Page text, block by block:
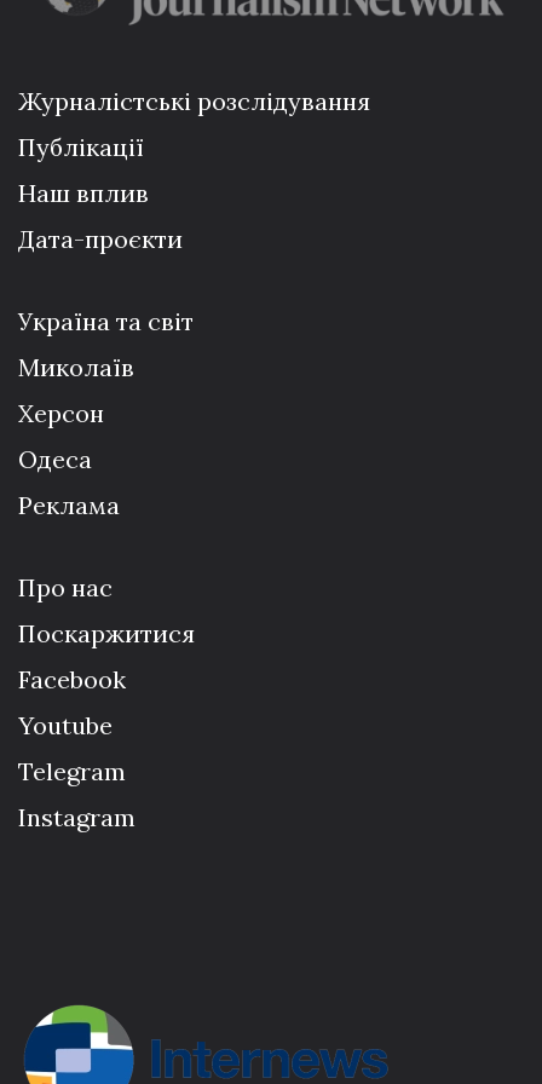
Журналістські розслідування
Публікації
Наш вплив
Дата-проєкти
Україна та світ
Миколаїв
Херсон
Одеса
Реклама
Про нас
Поскаржитися
Facebook
Youtube
Telegram
Instagram